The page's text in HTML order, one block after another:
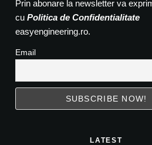
Prin abonare la newsletter va
cu Politica de Confidentialitate
easyengineering.ro.
Email
LATEST